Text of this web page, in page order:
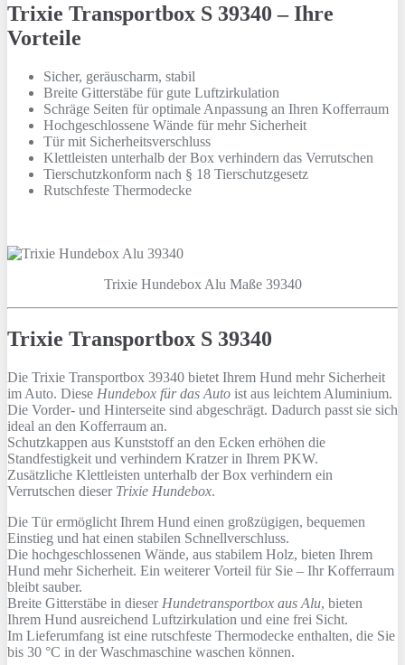
Trixie Transportbox S 39340 – Ihre
Vorteile
Sicher, geräuscharm, stabil
Breite Gitterstäbe für gute Luftzirkulation
Schräge Seiten für optimale Anpassung an Ihren Kofferraum
Hochgeschlossene Wände für mehr Sicherheit
Tür mit Sicherheitsverschluss
Klettleisten unterhalb der Box verhindern das Verrutschen
Tierschutzkonform nach § 18 Tierschutzgesetz
Rutschfeste Thermodecke
Trixie Hundebox Alu Maße 39340
Trixie Transportbox S 39340
Die Trixie Transportbox 39340 bietet Ihrem Hund mehr Sicherheit
im Auto. Diese Hundebox für das Auto ist aus leichtem Aluminium.
Die Vorder- und Hinterseite sind abgeschrägt. Dadurch passt sie sich
ideal an den Kofferraum an.
Schutzkappen aus Kunststoff an den Ecken erhöhen die
Standfestigkeit und verhindern Kratzer in Ihrem PKW.
Zusätzliche Klettleisten unterhalb der Box verhindern ein
Verrutschen dieser Trixie Hundebox.
Die Tür ermöglicht Ihrem Hund einen großzügigen, bequemen
Einstieg und hat einen stabilen Schnellverschluss.
Die hochgeschlossenen Wände, aus stabilem Holz, bieten Ihrem
Hund mehr Sicherheit. Ein weiterer Vorteil für Sie – Ihr Kofferraum
bleibt sauber.
Breite Gitterstäbe in dieser Hundetransportbox aus Alu, bieten
Ihrem Hund ausreichend Luftzirkulation und eine frei Sicht.
Im Lieferumfang ist eine rutschfeste Thermodecke enthalten, die Sie
bis 30 °C in der Waschmaschine waschen können.